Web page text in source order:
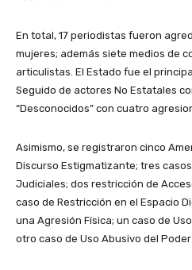
En total, 17 periodistas fueron
mujeres; además siete medios de
articulistas. El Estado fue el
Seguido de actores No Estatales
“Desconocidos” con cuatro
Asimismo, se registraron cinco
Discurso Estigmatizante; tres
Judiciales; dos restricción de
caso de Restricción en el Espacio
una Agresión Física; un caso de
otro caso de Uso Abusivo del Poder